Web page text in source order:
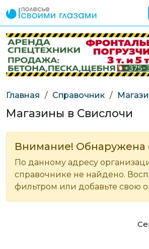
Главная / Справочник /
Магазины в Свислочи
Внимание! Обнаружена
По данному адресу
справочнике не найдено.
фильтром или добавьте свою